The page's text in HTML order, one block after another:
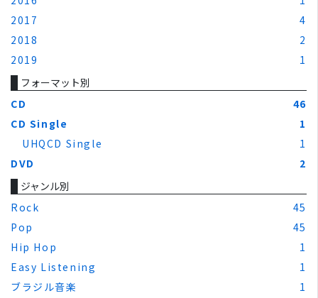
2017
4
2018
2
2019
1
フォーマット別
CD
46
CD Single
1
UHQCD Single
1
DVD
2
ジャンル別
Rock
45
Pop
45
Hip Hop
1
Easy Listening
1
ブラジル音楽
1